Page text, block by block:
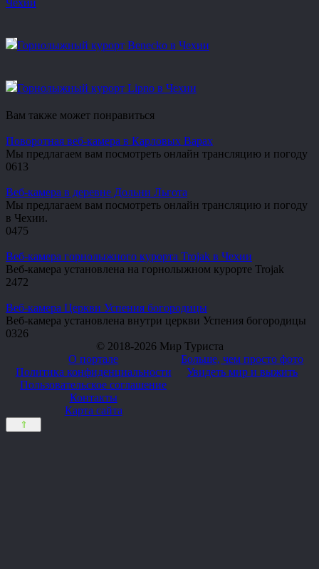
Чехии
Горнолыжный курорт Benecko в Чехии
Горнолыжный курорт Lipno в Чехии
Вам также может понравиться
Поворотная веб-камера в Карловых Варах
Мы предлагаем вам посмотреть онлайн трансляцию и погоду
0613
Веб-камера в деревне Дольни Льгота
Мы предлагаем вам посмотреть онлайн трансляцию и погоду
в Чехии.
0475
Веб-камера горнолыжного курорта Trojak в Чехии
Веб-камера установлена на горнолыжном курорте Trojak
2472
Веб-камера Церкви Успения богородицы
Веб-камера установлена внутри церкви Успения богородицы
0326
© 2018-2026 Мир Туриста
О портале
Политика конфиденциальности
Пользовательское соглашение
Контакты
Карта сайта
Больше, чем просто фото
Увидеть мир и выжить